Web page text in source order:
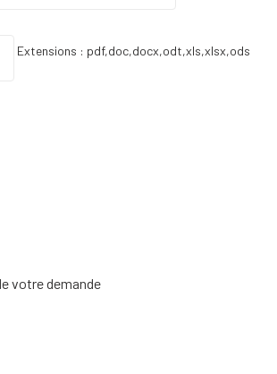
Extensions : pdf,doc,docx,odt,xls,xlsx,ods
votre demande